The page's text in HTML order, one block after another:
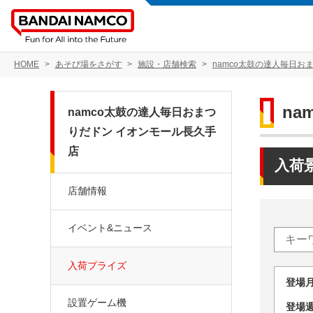
HOME あそび場をさがす 施設・店舗検索 namco太鼓の達人毎日お
入荷
登
登
namco太鼓の達人毎日おまつ
りだドン イオンモール長久手
店
店舗情報
イベント&ニュース
入荷プライズ
設置ゲーム機